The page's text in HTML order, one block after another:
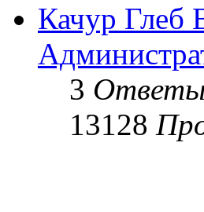
Качур Глеб
3 Ответы
13128